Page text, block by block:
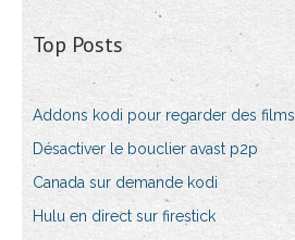
Top Posts
Addons kodi pour regarder des films
Désactiver le bouclier avast p2p
Canada sur demande kodi
Hulu en direct sur firestick